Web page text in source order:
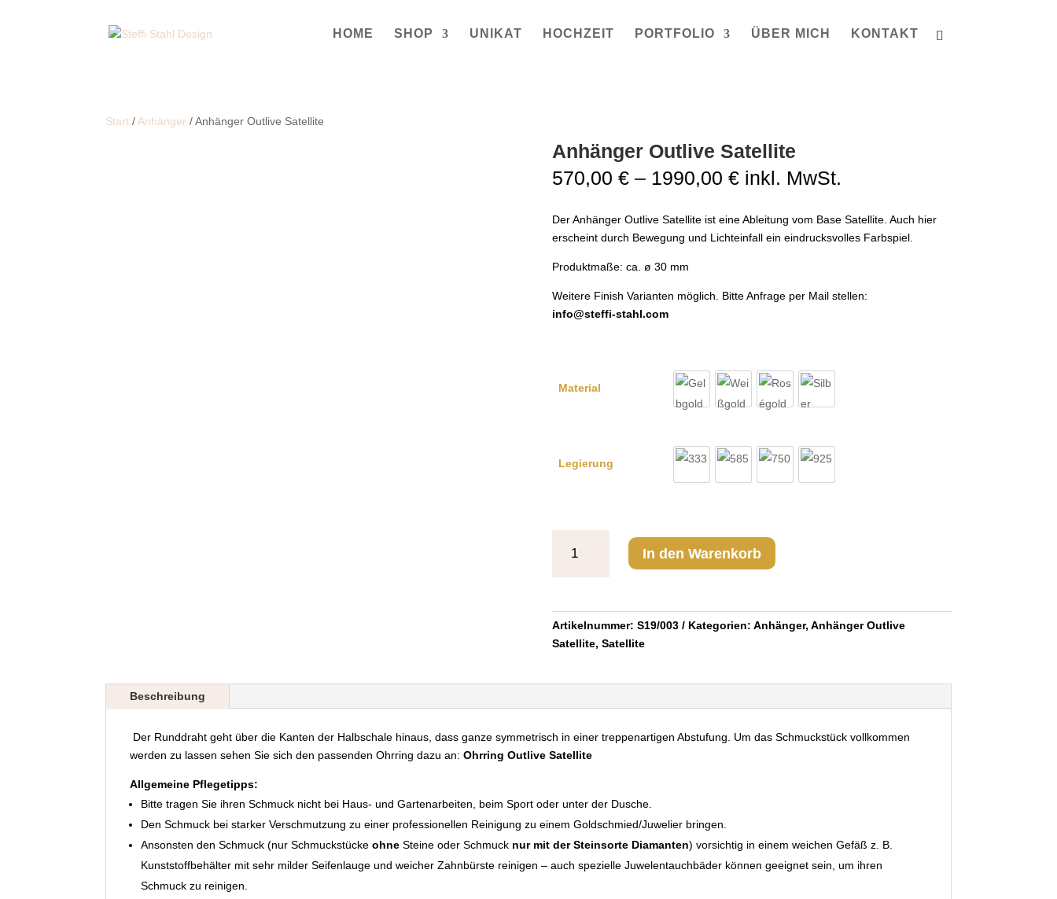
HOME SHOP UNIKAT HOCHZEIT PORTFOLIO ÜBER MICH KONTAKT
Start / Anhänger / Anhänger Outlive Satellite
Anhänger Outlive Satellite
570,00 € – 1990,00 €Preisspanne:
bis
1990,00 €
inkl. MwSt.
Der Anhänger Outlive Satellite ist eine Ableitung vom Base Satellite. Auch hier
erscheint durch Bewegung und Lichteinfall ein eindrucksvolles Farbspiel.
Produktmaße: ca. ø 30 mm
Weitere Finish Varianten möglich. Bitte Anfrage per Mail stellen:
info@steffi-stahl.com
Material
Gelbgold
WeißgoldRoségold
Legierung
Outlive
In den Warenkorb
Artikelnummer: S19/003 Kategorien: Anhänger, Anhänger Outlive
Satellite, Satellite
Beschreibung
Der Runddraht geht über die Kanten der Halbschale hinaus, dass ganze symmetrisch in einer treppenartigen Abstufung. Um das Schmuckstück vollkommen
werden zu lassen sehen Sie sich den passenden Ohrring dazu an:Ohrring Outlive Satellite
Allgemeine Pflegetipps:
Bitte tragen Sie ihren Schmuck nicht bei Haus- und Gartenarbeiten, beim Sport oder unter der Dusche.
Den Schmuck bei starker Verschmutzung zu einer professionellen Reinigung zu einem Goldschmied/Juwelier bringen.
Ansonsten den Schmuck (nur Schmuckstückeohne Steine oder Schmuck nur mit der Steinsorte Diamanten) vorsichtig in einem weichen Gefäß z. B.
Kunststoffbehälter mit sehr milder Seifenlauge und weicher Zahnbürste reinigen – auch spezielle Juwelentauchbäder können geeignet sein, um ihren
Schmuck zu reinigen.